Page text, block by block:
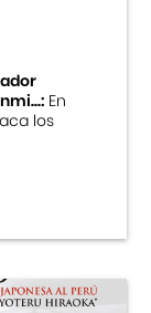
En
los